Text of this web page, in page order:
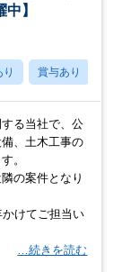
】
賞与あり
る当社で、公
、土木工事の
。
の案件となり
けてご担当い
…続きを読む